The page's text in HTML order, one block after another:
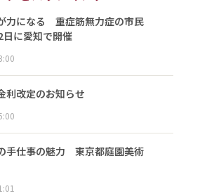
力になる 重症筋無力症の市民
に愛知で開催
利改定のお知らせ
手仕事の魅力 東京都庭園美術